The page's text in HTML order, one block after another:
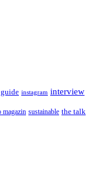
instagram interview
magazin sustainable the talk